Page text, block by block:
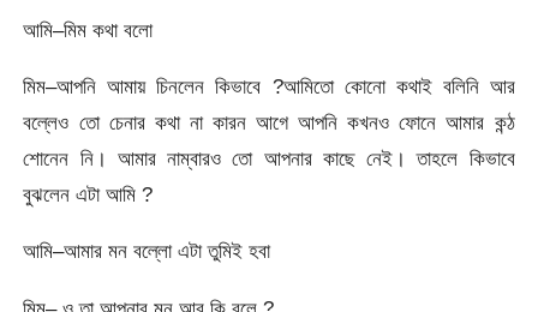
আমি–মিম কথা বলো
মিম–আপনি আমায় চিনলেন কিভাবে ?আমিতো কোনো কথাই বলিনি আর
বল্লেও তো চেনার কথা না কারন আগে আপনি কখনও ফোনে আমার কন্ঠ
শোনেন নি। আমার নাম্বারও তো আপনার কাছে নেই। তাহলে কিভাবে
বুঝলেন এটা আমি ?
আমি–আমার মন বল্লো এটা তুমিই হবা